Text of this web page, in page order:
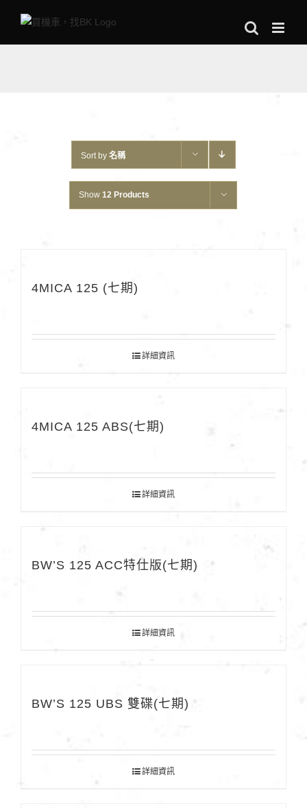
Sort by 名稱
Show 12 Products
4MICA 125 (七期)
詳細資訊
4MICA 125 ABS(七期)
詳細資訊
BW’S 125 ACC特仕版(七期)
詳細資訊
BW’S 125 UBS 雙碟(七期)
詳細資訊